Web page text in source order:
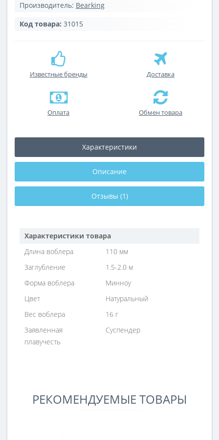
Производитель: Bearking
Код товара: 31015
Известные бренды Доставка
Оплата Обмен товара
Характеристики
Описание
Отзывы (1)
Характеристики товара
Длина воблера
110 мм
Заглубление
1.5-2.0 м
Форма воблера
Минноу
Цвет
Натуральный
Вес воблера
16 г
Заявленная
плавучесть
Суспендер
РЕКОМЕНДУЕМЫЕ ТОВАРЫ